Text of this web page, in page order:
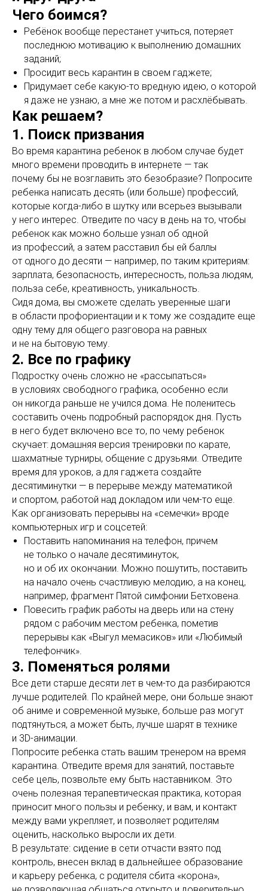
Чего боимся?
Ребёнок вообще перестанет учиться, потеряет
последнюю мотивацию к выполнению домашних
заданий;
Просидит весь карантин в своем гаджете;
Придумает себе какую-то вредную идею, о которой
я даже не узнаю, а мне же потом и расхлёбывать.
Как решаем?
1. Поиск призвания
Во время карантина ребенок в любом случае будет
много времени проводить в интернете — так
почему бы не возглавить это безобразие? Попросите
ребенка написать десять (или больше) профессий,
которые когда-либо в шутку или всерьез вызывали
у него интерес. Отведите по часу в день на то, чтобы
ребенок как можно больше узнал об одной
из профессий, а затем расставил бы ей баллы
от одного до десяти — например, по таким критериям:
зарплата, безопасность, интересность, польза людям,
польза себе, креативность, уникальность.
Сидя дома, вы сможете сделать уверенные шаги
в области профориентации и к тому же создадите еще
одну тему для общего разговора на равных
и не на бытовую тему.
2. Все по графику
Подростку очень сложно не «рассыпаться»
в условиях свободного графика, особенно если
он никогда раньше не учился дома. Не поленитесь
составить очень подробный распорядок дня. Пусть
в него будет включено все то, по чему ребенок
скучает: домашняя версия тренировки по карате,
шахматные турниры, общение с друзьями. Отведите
время для уроков, а для гаджета создайте
десятиминутки — в перерыве между математикой
и спортом, работой над докладом или чем-то еще.
Как организовать перерывы на «семечки» вроде
компьютерных игр и соцсетей:
Поставить напоминания на телефон, причем
не только о начале десятиминуток,
но и об их окончании. Можно пошутить, поставить
на начало очень счастливую мелодию, а на конец,
например, фрагмент Пятой симфонии Бетховена.
Повесить график работы на дверь или на стену
рядом с рабочим местом ребенка, пометив
перерывы как «Выгул мемасиков» или «Любимый
телефончик».
3. Поменяться ролями
Все дети старше десяти лет в чем-то да разбираются
лучше родителей. По крайней мере, они больше знают
об аниме и современной музыке, больше раз могут
подтянуться, а может быть, лучше шарят в технике
и 3D-анимации.
Попросите ребенка стать вашим тренером на время
карантина. Отведите время для занятий, поставьте
себе цель, позвольте ему быть наставником. Это
очень полезная терапевтическая практика, которая
приносит много пользы и ребенку, и вам, и контакт
между вами укрепляет, и позволяет родителям
оценить, насколько выросли их дети.
В результате: сидение в сети отчасти взято под
контроль, внесен вклад в дальнейшее образование
и карьеру ребенка, с родителя сбита «корона»,